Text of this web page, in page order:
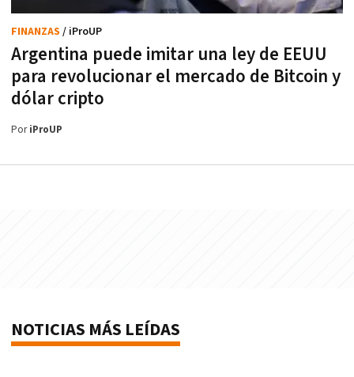
Argentina puede imitar una ley de EEUU
para revolucionar el mercado de Bitcoin y
dólar cripto
FINANZAS / iProUP
PoriProUP
NOTICIAS MÁS LEÍDAS